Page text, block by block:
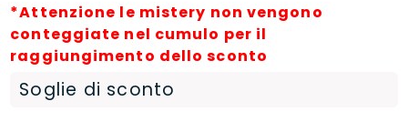
*Attenzione le mistery non vengono
conteggiate nel cumulo per il
raggiungimento dello sconto
Soglie di sconto